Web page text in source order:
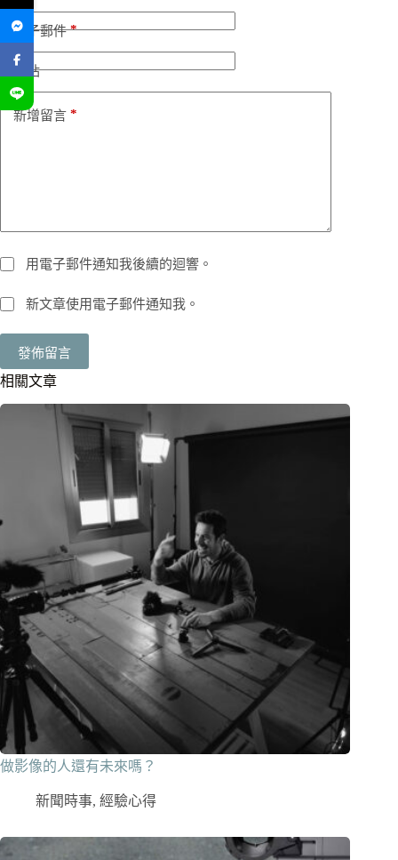
電子郵件*
網站
新增留言 *
用電子郵件通知我後續的迴響。
新文章使用電子郵件通知我。
發佈留言
相關文章
做影像的人還有未來嗎？
新聞時事, 經驗心得